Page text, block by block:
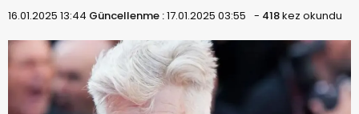
16.01.2025 13:44 Güncellenme :17.01.2025 03:55 - 418kez okundu